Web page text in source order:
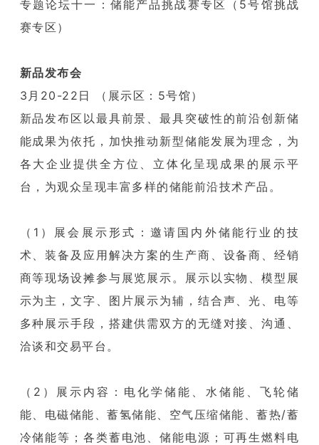
专题论坛十一：储能产品挑战赛专区（5号馆挑战
赛专区）
新品发布会
3月20-22日 （展示区：5号馆）
新品发布区以最具前景、最具突破性的前沿创新储
能成果为依托，加快推动新型储能发展为理念，为
各大企业提供全方位、立体化呈现成果的展示平
台，为观众呈现丰富多样的储能前沿技术产品。
（1）展会展示形式：邀请国内外储能行业的技
术、装备及应用解决方案的生产商、设备商、经销
商等现场设摊参与展览展示。展示以实物、模型展
示为主，文字、图片展示为辅，结合声、光、电等
多种展示手段，搭建供需双方的无缝对接、沟通、
洽谈和交易平台。
（2）展示内容：电化学储能、水储能、飞轮储
能、电磁储能、蓄氢储能、空气压缩储能、蓄热/蓄
冷储能等；各类蓄电池、储能电源；可再生燃料电